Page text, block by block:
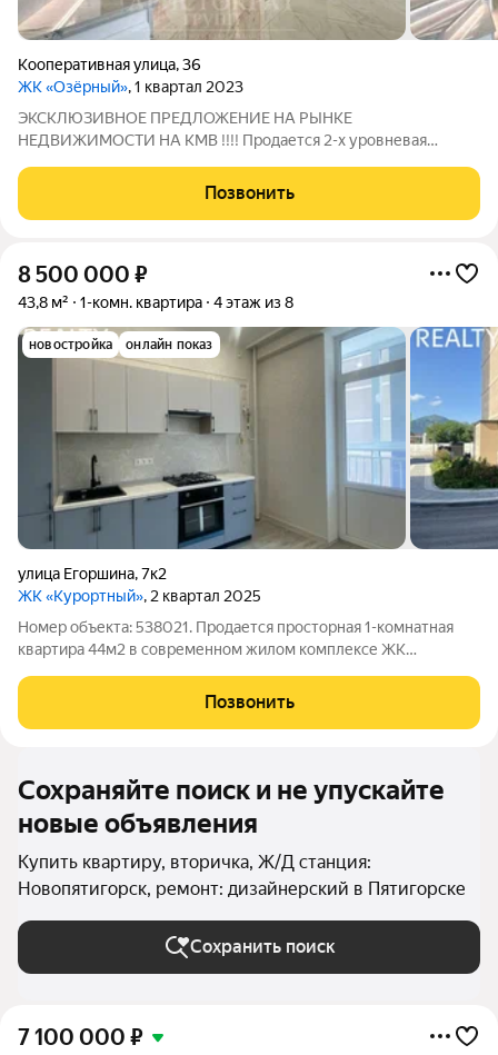
Кооперативная улица,36
ЖК «Озёрный», 1 квартал 2023
ЭКСКЛЮЗИВНОЕ ПРЕДЛОЖЕНИЕ НА РЫНКЕ
НЕДВИЖИМОСТИ НА КМВ !!!! Продается 2-х уровневая
Новым Дизайнерским ремонтом !!! В квартире выполнен
эксклюзивный и премиальный ремонт ! После ремонта никто
Позвонить
8 500 000 ₽
43,8 м² 1-комн. квартира 4 этаж из 8
новостройка онлайн показ
улица Егоршина,7к2
ЖК «Курортный», 2 квартал 2025
Номер объекта: 538021. Продается просторная 1-комнатная
квартира 44м2 в современном жилом комплексе ЖК
Высококачественный ремонт.
Позвонить
Сохраняйте поиск и не упускайте
новые объявления
Купить квартиру, вторичка, Ж/Д станция:
Новопятигорск, ремонт: дизайнерский в Пятигорске
Сохранить поиск
7 100 000 ₽